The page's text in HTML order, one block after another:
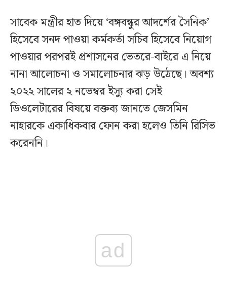
সাবেক মন্ত্রীর হাত দিয়ে ‘বঙ্গবন্ধুর আদর্শের সৈনিক’
হিসেবে সনদ পাওয়া কর্মকর্তা সচিব হিসেবে নিয়োগ
পাওয়ার পরপরই প্রশাসনের ভেতরে-বাইরে এ নিয়ে
নানা আলোচনা ও সমালোচনার ঝড় উঠেছে। অবশ্য
২০২২ সালের ২ নভেম্বর ইস্যু করা সেই
ডিওলেটারের বিষয়ে বক্তব্য জানতে জেসমিন
নাহারকে একাধিকবার ফোন করা হলেও তিনি রিসিভ
করেননি।
ad